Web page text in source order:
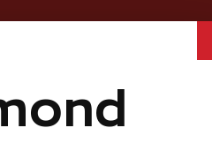
Setler Özel Koleksiyonlar